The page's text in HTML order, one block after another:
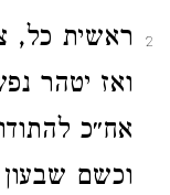
2
ראשית כל,
ואז יטהר
אח״כ
וכשם